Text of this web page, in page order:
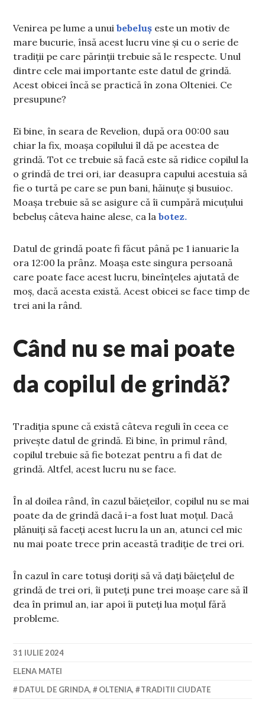
Venirea pe lume a unuibebeluș este un motiv de
mare bucurie, însă acest lucru vine și cu o serie de
tradiții pe care părinții trebuie să le respecte. Unul
dintre cele mai importante este datul de grindă.
Acest obicei încă se practică în zona Olteniei. Ce
presupune?
Ei bine, în seara de Revelion, după ora 00:00 sau
chiar la fix, moașa copilului îl dă pe acestea de
grindă. Tot ce trebuie să facă este să ridice copilul la
o grindă de trei ori, iar deasupra capului acestuia să
fie o turtă pe care se pun bani, hăinuțe și busuioc.
Moașa trebuie să se asigure că îi cumpără micuțului
bebeluș câteva haine alese, ca labotez.
Datul de grindă poate fi făcut până pe 1 ianuarie la
ora 12:00 la prânz. Moașa este singura persoană
care poate face acest lucru, bineînțeles ajutată de
moș, dacă acesta există. Acest obicei se face timp de
trei ani la rând.
Când nu se mai poate
da copilul de grindă?
Tradiția spune că există câteva reguli în ceea ce
privește datul de grindă. Ei bine, în primul rând,
copilul trebuie să fie botezat pentru a fi dat de
grindă. Altfel, acest lucru nu se face.
În al doilea rând, în cazul băiețeilor, copilul nu se mai
poate da de grindă dacă i-a fost luat moțul. Dacă
plănuiți să faceți acest lucru la un an, atunci cel mic
nu mai poate trece prin această tradiție de trei ori.
În cazul în care totuși doriți să vă dați băiețelul de
grindă de trei ori, îi puteți pune trei moașe care să îl
dea în primul an, iar apoi îi puteți lua moțul fără
probleme.
31 IULIE 2024
ELENA MATEI
DATUL DE GRINDA, OLTENIA, TRADITII CIUDATE